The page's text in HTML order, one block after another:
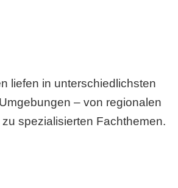
liefen in unterschiedlichsten
– von regionalen
spezialisierten Fachthemen.